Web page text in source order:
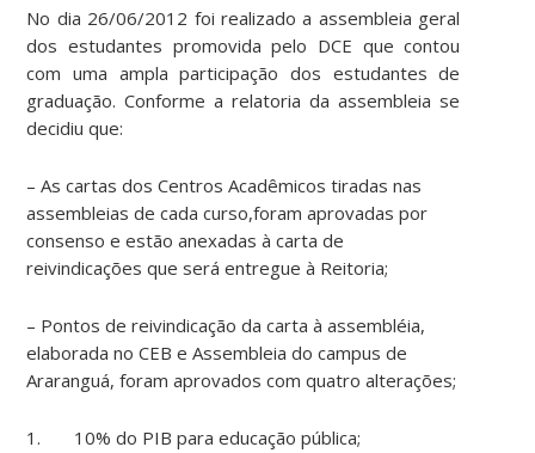
No dia 26/06/2012 foi realizado a assembleia geral
dos estudantes promovida pelo DCE que contou
com uma ampla participação dos estudantes de
graduação. Conforme a relatoria da assembleia se
decidiu que:
– As cartas dos Centros Acadêmicos tiradas nas
assembleias de cada curso,foram aprovadas por
consenso e estão anexadas à carta de
reivindicações que será entregue à Reitoria;
– Pontos de reivindicação da carta à assembléia,
elaborada no CEB e Assembleia do campus de
Araranguá, foram aprovados com quatro alterações;
1. 10% do PIB para educação pública;